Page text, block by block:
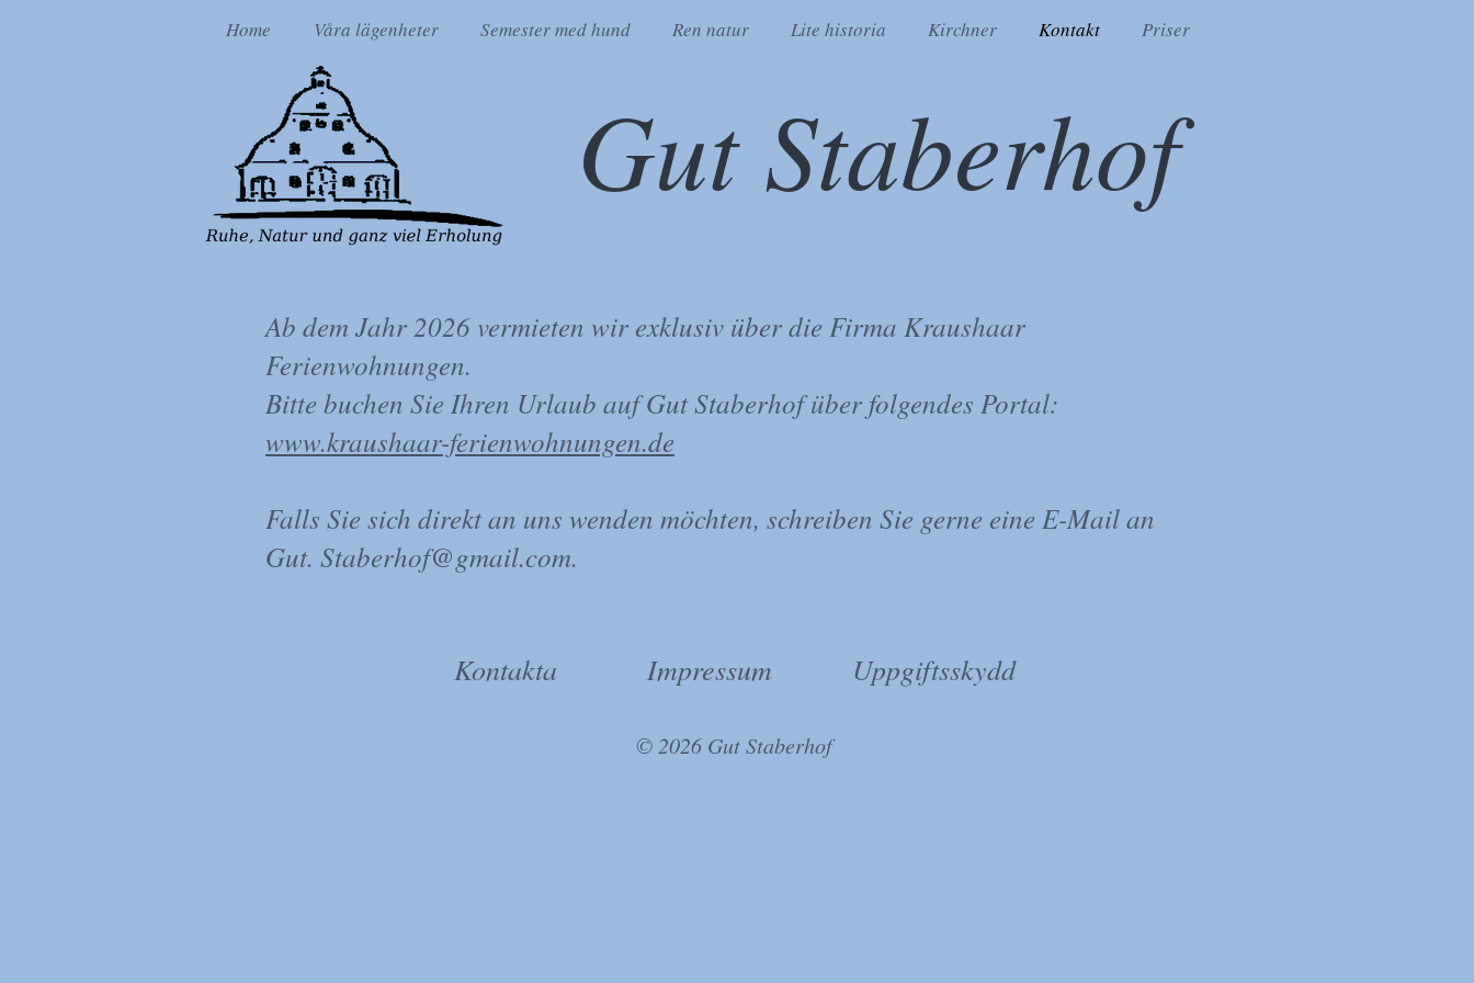
Home Våra lägenheter Semester med hund Ren natur Lite historia Kirchner Kontakt Priser
Gut Staberhof
Ab dem Jahr 2026 vermieten wir exklusiv über die Firma Kraushaar
Ferienwohnungen.
Bitte buchen Sie Ihren Urlaub auf Gut Staberhof über folgendes Portal:
www.kraushaar-ferienwohnungen.de
Falls Sie sich direkt an uns wenden möchten, schreiben Sie gerne eine E-Mail an
Gut. Staberhof@gmail.com.
Kontakta Impressum Uppgiftsskydd
© 2026 Gut Staberhof